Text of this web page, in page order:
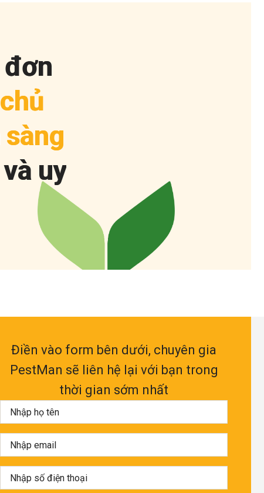
đơn
chủ
sàng
và uy
Điền vào form bên dưới, chuyên gia
PestMan sẽ liên hệ lại với bạn trong
thời gian sớm nhất